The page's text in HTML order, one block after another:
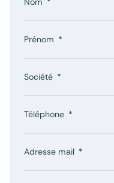
Prénom
Société
Téléphone
Adresse mail